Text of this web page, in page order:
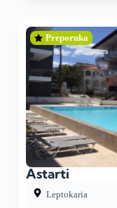
Preporuka
Astarti
Leptokaria